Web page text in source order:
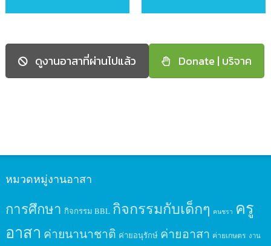
ดูงานอาสาที่ผ่านไปแล้ว Donate | บริจาค
หมวดหมู่งานอาสา
การศึกษา กิจกรรม BBL กิจกรรมกับเด็กๆ คนชรา ครู
อาสา ค่ายนานาชาติ ค่ายอนุรักษ์ ค่ายอาสา ค่ายเกษตร งาน